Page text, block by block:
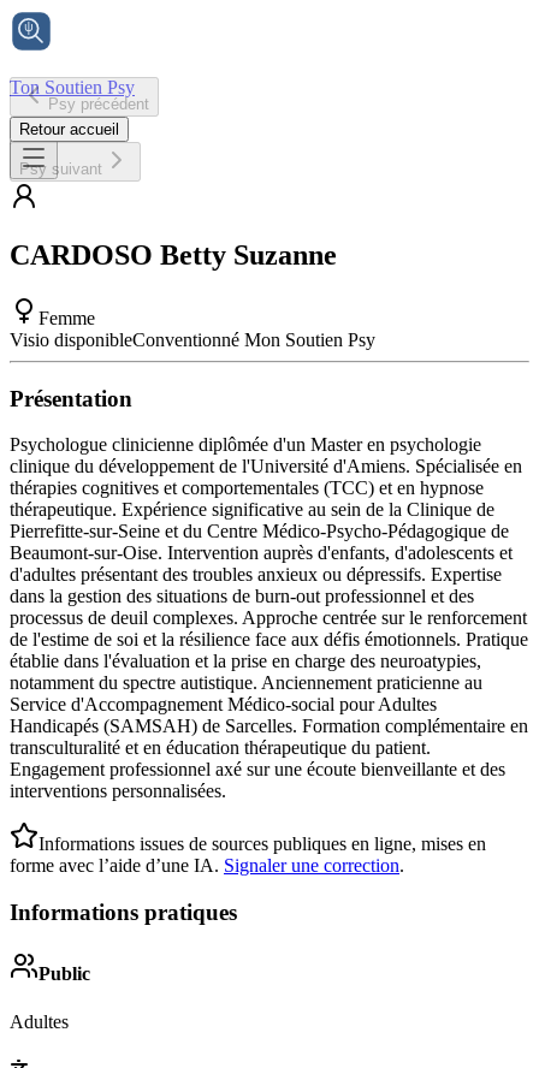
Ton Soutien Psy
Accueil
Psy précédent
Retour accueil
Psy suivant
CARDOSO Betty Suzanne
Femme
Visio disponibleConventionné Mon Soutien Psy
Présentation
Psychologue clinicienne diplômée d'un Master en psychologie
clinique du développement de l'Université d'Amiens. Spécialisée en
thérapies cognitives et comportementales (TCC) et en hypnose
thérapeutique. Expérience significative au sein de la Clinique de
Pierrefitte-sur-Seine et du Centre Médico-Psycho-Pédagogique de
Beaumont-sur-Oise. Intervention auprès d'enfants, d'adolescents et
d'adultes présentant des troubles anxieux ou dépressifs. Expertise
dans la gestion des situations de burn-out professionnel et des
processus de deuil complexes. Approche centrée sur le renforcement
de l'estime de soi et la résilience face aux défis émotionnels. Pratique
établie dans l'évaluation et la prise en charge des neuroatypies,
notamment du spectre autistique. Anciennement praticienne au
Service d'Accompagnement Médico-social pour Adultes
Handicapés (SAMSAH) de Sarcelles. Formation complémentaire en
transculturalité et en éducation thérapeutique du patient.
Engagement professionnel axé sur une écoute bienveillante et des
interventions personnalisées.
Informations issues de sources publiques en ligne, mises en
forme avec l’aide d’une IA. Signaler une correction.
Informations pratiques
Public
Adultes